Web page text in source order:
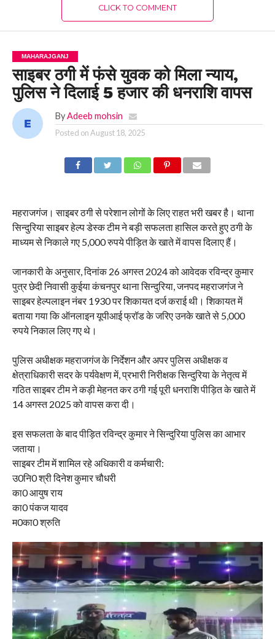
CLICK TO COMMENT
MAHARAJGANJ
साइबर ठगी में फंसे युवक को मिला न्याय,
पुलिस ने दिलाई 5 हजार की धनराशि वापस
By Adeeb mohsin
Posted onAugust 18, 2025
महराजगंज। साइबर ठगी से परेशान लोगों के लिए राहत भरी खबर है। थाना
सिन्दुरिया साइबर हेल्प डेस्क टीम ने बड़ी सफलता हासिल करते हुए ठगी के
माध्यम से निकाले गए 5,000 रुपये पीड़ित के खाते में वापस दिलाए हैं।
जानकारी के अनुसार, दिनांक 26 अगस्त 2024 को आवेदक रविन्द्र कुमार
पुत्र छेदी निवासी कुईया कंचनपुर थाना सिन्दुरिया, जनपद महराजगंज ने
साइबर हेल्पलाइन नंबर 1930 पर शिकायत दर्ज कराई थी। शिकायत में
बताया गया कि ऑनलाइन यूपीआई फ्रॉड के जरिए उनके खाते से 5,000
रुपये निकाल लिए गए थे।
पुलिस अधीक्षक महराजगंज के निर्देशन और अपर पुलिस अधीक्षक व
क्षेत्राधिकारी सदर के पर्यवेक्षण में, प्रभारी निरीक्षक सिन्दुरिया के नेतृत्व में
गठित साइबर टीम ने कड़ी मेहनत कर ठगी गई पूरी धनराशि पीड़ित के खाते में
14 अगस्त 2025 को वापस करा दी।
इस सफलता के बाद पीड़ित रविन्द्र कुमार ने सिन्दुरिया पुलिस का आभार
जताया।
साइबर टीम में शामिल रहे अधिकारी व कर्मचारी:
उ0नि0 श्री दिनेश कुमार चौधरी
का0 आयुष राय
का0 पंकज यादव
म0का0 श्रुति